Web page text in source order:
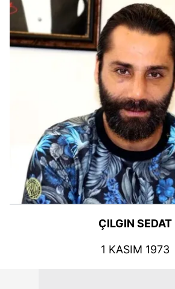
ÇILGIN SEDAT
1 KASIM 1973